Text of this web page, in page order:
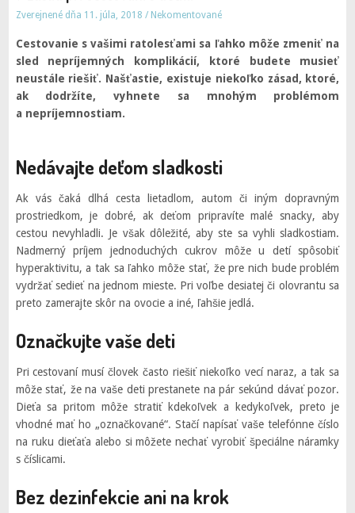
Zverejnené dňa 11. júla, 2018 / Nekomentované
Cestovanie s vašimi ratolesťami sa ľahko môže zmeniť na
sled nepríjemných komplikácií, ktoré budete musieť
neustále riešiť. Našťastie, existuje niekoľko zásad, ktoré,
ak dodržíte, vyhnete sa mnohým problémom
a nepríjemnostiam.
Nedávajte deťom sladkosti
Ak vás čaká dlhá cesta lietadlom, autom či iným dopravným
prostriedkom, je dobré, ak deťom pripravíte malé snacky, aby
cestou nevyhladli. Je však dôležité, aby ste sa vyhli sladkostiam.
Nadmerný príjem jednoduchých cukrov môže u detí spôsobiť
hyperaktivitu, a tak sa ľahko môže stať, že pre nich bude problém
vydržať sedieť na jednom mieste. Pri voľbe desiatej či olovrantu sa
preto zamerajte skôr na ovocie a iné, ľahšie jedlá.
Označkujte vaše deti
Pri cestovaní musí človek často riešiť niekoľko vecí naraz, a tak sa
môže stať, že na vaše deti prestanete na pár sekúnd dávať pozor.
Dieťa sa pritom môže stratiť kdekoľvek a kedykoľvek, preto je
vhodné mať ho „označkované“. Stačí napísať vaše telefónne číslo
na ruku dieťaťa alebo si môžete nechať vyrobiť špeciálne náramky
s číslicami.
Bez dezinfekcie ani na krok